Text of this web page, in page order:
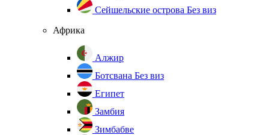
Сейшельские острова Без виз
Африка
Алжир
Ботсвана Без виз
Египет
Замбия
Зимбабве